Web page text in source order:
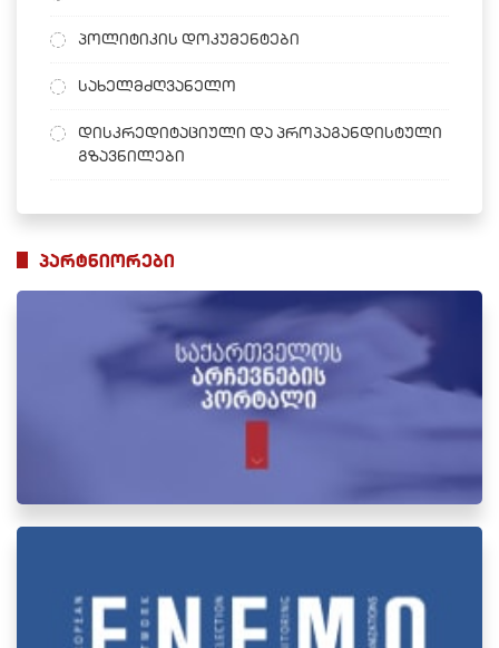
პოლიტიკის დოკუმენტები
სახელმძღვანელო
დისკრედიტაციული და პროპაგანდისტული
გზავნილები
პარტნიორები